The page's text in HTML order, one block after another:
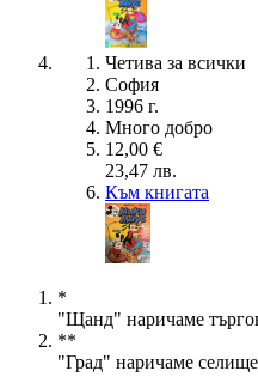
Четива за всички
София
1996 г.
Много добро
12,00 €
23,47 лв.
Към книгата
*
"Щанд" наричаме
**
"Град" наричаме